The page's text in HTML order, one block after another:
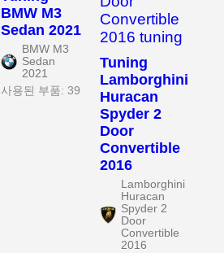
BMW M3
Sedan 2021
BMW M3
Sedan
2021
사용된 부품: 39
Tuning
Lamborghini
Huracan
Spyder 2
Door
Convertible
2016
Lamborghini
Huracan
Spyder 2
Door
Convertible
2016